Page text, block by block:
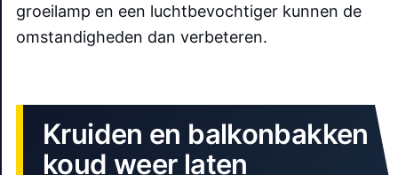
groeilamp en een luchtbevochtiger kunnen de
omstandigheden dan verbeteren.
Kruiden en balkonbakken
koud weer laten